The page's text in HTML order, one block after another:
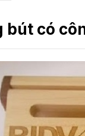
bút có